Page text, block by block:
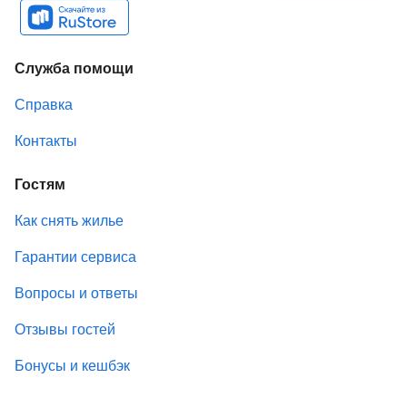
Служба помощи
Справка
Контакты
Гостям
Как снять жилье
Гарантии сервиса
Вопросы и ответы
Отзывы гостей
Бонусы и кешбэк